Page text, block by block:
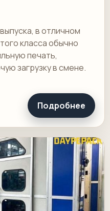
в отличном
класса обычно
печать,
загрузку в смене.
Подробнее